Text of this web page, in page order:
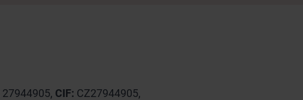
27944905, CIF: CZ27944905,